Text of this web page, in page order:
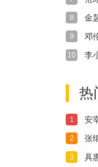
8
金
9
邓
10
李
热
1
安
2
张
3
具